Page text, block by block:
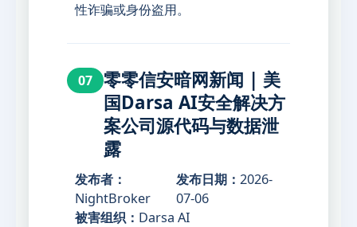
性诈骗或身份盗用。
07
零零信安暗网新闻 | 美
国Darsa AI安全解决方
案公司源代码与数据泄
露
发布者：
NightBroker
发布日期： 2026-
07-06
被害组织： Darsa AI